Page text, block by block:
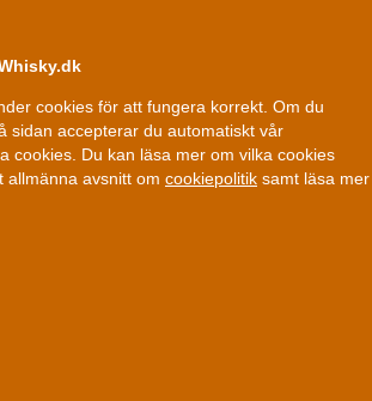
cookies för att fungera korrekt. Om du
sidan accepterar du automatiskt vår
cookies. Du kan läsa mer om vilka cookies
allmänna avsnitt om cookiepolitik samt läsa mer
vid 899 dkk
WHISKEY
1957 och har sedan dess burit
decennier av whiskeyhistoria. Idag görs den
bourbonens huvudstad.